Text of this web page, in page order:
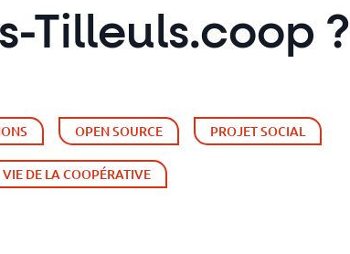
Tilleuls.coop ?
OPEN SOURCE PROJET SOCIAL
VIE DE LA COOPÉRATIVE